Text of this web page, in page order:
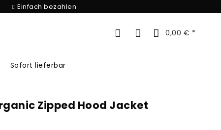
Einfach bezahlen
0,00 € *
Sofort lieferbar
Zipped Hood Jacket